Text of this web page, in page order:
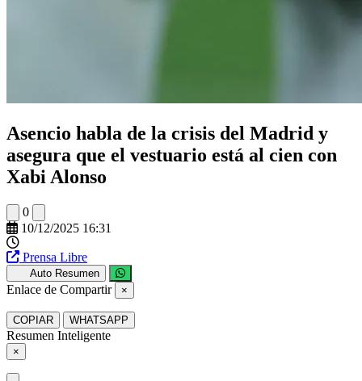
Asencio habla de la crisis del Madrid y
asegura que el vestuario está al cien con
Xabi Alonso
0
10/12/2025 16:31
Prensa Libre
Auto Resumen
Enlace de Compartir ×
COPIAR WHATSAPP
Resumen Inteligente
×